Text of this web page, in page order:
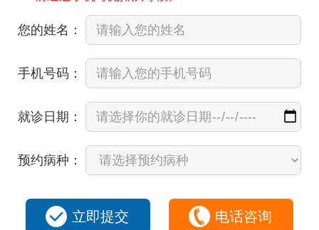
您的姓名：
手机号码：
就诊日期：
预约病种：
立即提交 电话咨询